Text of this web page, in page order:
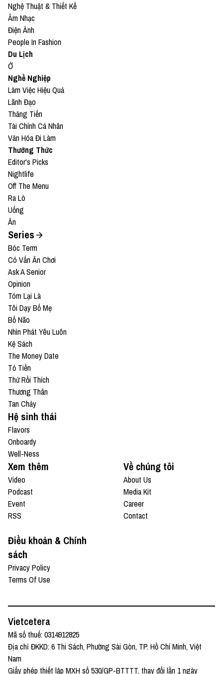
Nghệ Thuật & Thiết Kế
Âm Nhạc
Điện Ảnh
People In Fashion
Du Lịch
Ở
Nghề Nghiệp
Làm Việc Hiệu Quả
Lãnh Đạo
Thăng Tiến
Tài Chính Cá Nhân
Văn Hóa Đi Làm
Thưởng Thức
Editor's Picks
Nightlife
Off The Menu
Ra Lò
Uống
Ăn
Series
Bóc Term
Có Vấn Ăn Chơi
Ask A Senior
Opinion
Tóm Lại Là
Tôi Dạy Bố Mẹ
Bổ Não
Nhìn Phát Yêu Luôn
Kệ Sách
The Money Date
Tỏ Tiền
Thử Rồi Thích
Thương Thân
Tan Chảy
Hệ sinh thái
Flavors
Onboardy
Well-Ness
Xem thêm
Video
Podcast
Event
RSS
Về chúng tôi
About Us
Media Kit
Career
Contact
Điều khoản & Chính
sách
Privacy Policy
Terms Of Use
Vietcetera
Mã số thuế: 0314912825
Địa chỉ ĐKKD: 6 Thi Sách, Phường Sài Gòn, TP. Hồ Chí Minh, Việt
Nam
Giấy phép thiết lập MXH số 530/GP-BTTTT, thay đổi lần 1 ngày